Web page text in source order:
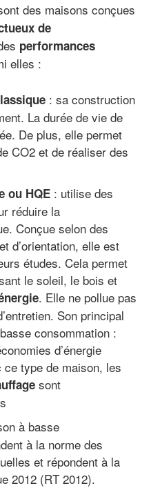
des maisons conçues
de
performances
elles :
: sa construction
La durée de vie de
De plus, elle permet
CO2 et de réaliser des
ou HQE : utilise des
réduire la
Conçue selon des
d’orientation, elle est
études. Cela permet
le soleil, le bois et
. Elle ne pollue pas
Son principal
consommation :
d’énergie
type de maison, les
sont
à basse
à la norme des
et répondent à la
2012 (RT 2012).